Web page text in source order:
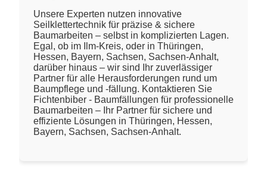
Unsere Experten nutzen innovative
Seilklettertechnik für präzise & sichere
Baumarbeiten – selbst in komplizierten Lagen.
Egal, ob im Ilm-Kreis, oder in Thüringen,
Hessen, Bayern, Sachsen, Sachsen-Anhalt,
darüber hinaus – wir sind Ihr zuverlässiger
Partner für alle Herausforderungen rund um
Baumpflege und -fällung. Kontaktieren Sie
Fichtenbiber - Baumfällungen für professionelle
Baumarbeiten – Ihr Partner für sichere und
effiziente Lösungen in Thüringen, Hessen,
Bayern, Sachsen, Sachsen-Anhalt.